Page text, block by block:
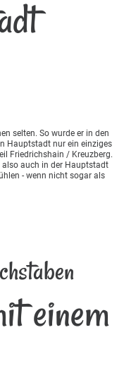
selten. So wurde er in den
Hauptstadt nur ein einziges
Friedrichshain / Kreuzberg.
auch in der Hauptstadt
- wenn nicht sogar als
einem